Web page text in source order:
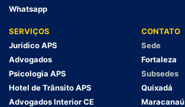
Whatsapp
SERVIÇOS
Jurídico APS
Advogados
Psicologia APS
Hotel de Trânsito APS
Advogados Interior CE
CONTATO
Sede
Fortaleza
Subsedes
Quixadá
Maracanaú